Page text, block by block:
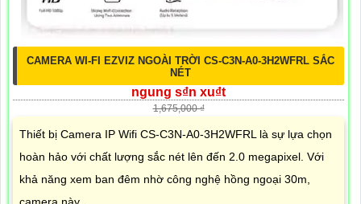
CAMERA WI-FI EZVIZ NGOÀI TRỜI CS-C3N-A0-3H2WFRL SẮC
NÉT
ngung s₫n xu₫t
1,675,000 ₫
Thiết bị Camera IP Wifi CS-C3N-A0-3H2WFRL là sự lựa chọn
hoàn hảo với chất lượng sắc nét lên đến 2.0 megapixel. Với
khả năng xem ban đêm nhờ công nghệ hồng ngoại 30m,